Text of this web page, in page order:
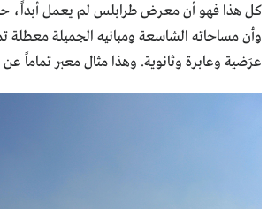
كل هذا فهو أن معرض طرابلس لم يعمل
وأن مساحاته الشاسعة ومبانيه الجميلة معطلة
عرَضية وعابرة وثانوية. وهذا مثال معبر تماماً عن